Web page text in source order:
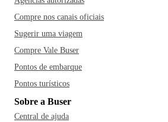
Compre nos canais oficiais
Sugerir uma viagem
Compre Vale Buser
Pontos de embarque
Pontos turísticos
Sobre a Buser
Central de ajuda